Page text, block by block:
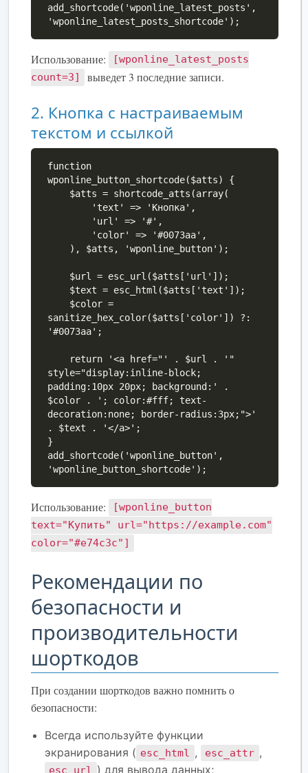
add_shortcode('wponline_latest_posts',
'wponline_latest_posts_shortcode');
Использование:
[wponline_latest_posts
count=3]
выведет 3 последние записи.
2. Кнопка с настраиваемым
текстом и ссылкой
function
wponline_button_shortcode($atts) {
sanitize_hex_color($atts['color']) ?:
'#0073aa';
style="display:inline-block;
padding:10px 20px; background:' .
$color . '; color:#fff; text-
decoration:none; border-radius:3px;">'
. $text . '</a>';
}
add_shortcode('wponline_button',
'wponline_button_shortcode');
Использование:
[wponline_button
text="Купить" url="https://example.com"
color="#e74c3c"]
Рекомендации по
безопасности и
производительности
шорткодов
При создании шорткодов важно помнить о
безопасности:
Всегда используйте функции
экранирования ( esc_html , esc_attr ,
esc_url ) для вывода данных;